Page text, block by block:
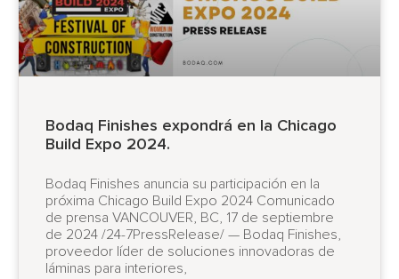
Bodaq Finishes expondrá en la Chicago
Build Expo 2024.
Bodaq Finishes anuncia su participación en la
próxima Chicago Build Expo 2024 Comunicado
de prensa VANCOUVER, BC, 17 de septiembre
de 2024 /24-7PressRelease/ — Bodaq Finishes,
proveedor líder de soluciones innovadoras de
láminas para interiores,